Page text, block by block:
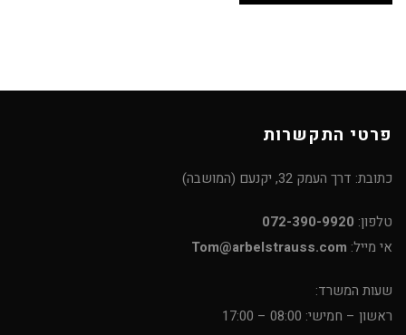
פרטי התקשרות
כתובת: דרך העמק 32, יקנעם (המושבה)
טלפון: 072-390-9920
אי מייל:
שעות המשרד:
ראשון – חמישי: 08:00 – 17:00